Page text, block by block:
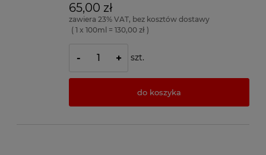
65,00 zł
zawiera 23% VAT, bez kosztów dostawy
( 1 x 100ml = 130,00 zł )
- + szt.
do koszyka